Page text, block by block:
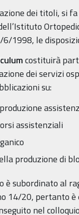
dei titoli, si
1998, le
costituirà
dei servizi
su:
assistenziali
produzione di
è subordinato al
14/20, pertanto è
nel